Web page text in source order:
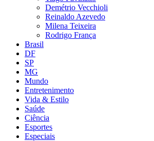
Demétrio Vecchioli
Reinaldo Azevedo
Milena Teixeira
Rodrigo França
Brasil
DF
SP
MG
Mundo
Entretenimento
Vida & Estilo
Saúde
Ciência
Esportes
Especiais